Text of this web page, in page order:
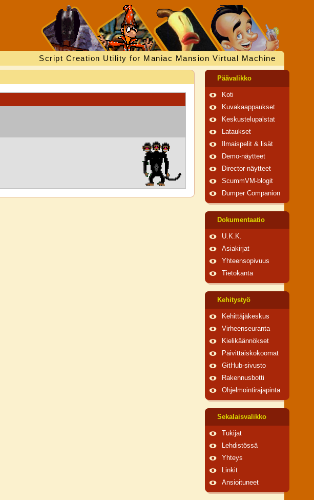
Script Creation Utility for Maniac Mansion Virtual Machine
Päävalikko
Koti
Kuvakaappaukset
Keskustelupalstat
Lataukset
Ilmaispelit & lisät
Demo-näytteet
Director-näytteet
ScummVM-blogit
Dumper Companion
Dokumentaatio
U.K.K.
Asiakirjat
Yhteensopivuus
Tietokanta
Kehitystyö
Kehittäjäkeskus
Virheenseuranta
Kielikäännökset
Päivittäiskokoomat
GitHub-sivusto
Rakennusbotti
Ohjelmointirajapinta
Sekalaisvalikko
Tukijat
Lehdistössä
Yhteys
Linkit
Ansioituneet